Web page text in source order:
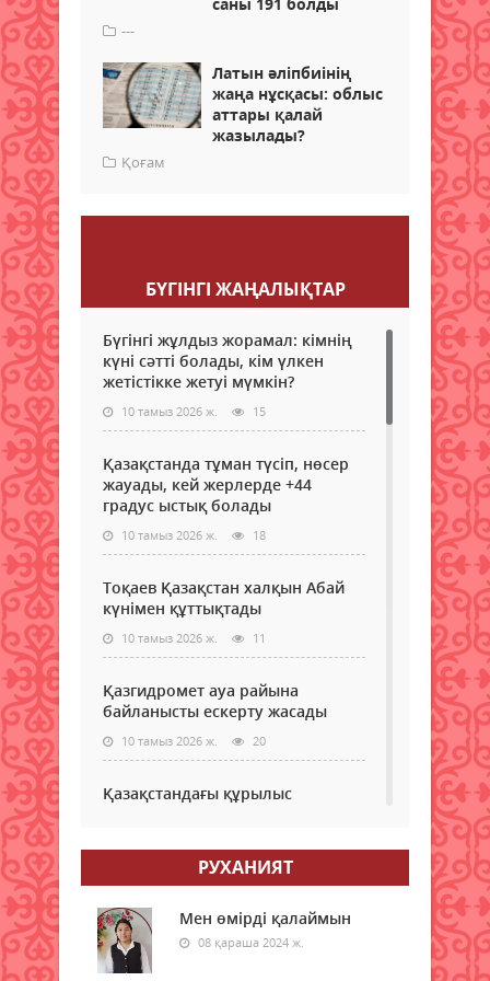
саны 191 болды
---
Латын әліпбиінің
жаңа нұсқасы: облыс
аттары қалай
жазылады?
Қоғам
БҮГІНГI ЖАҢАЛЫҚТАР
Бүгінгі жұлдыз жорамал: кімнің
күні сәтті болады, кім үлкен
жетістікке жетуі мүмкін?
10 тамыз 2026 ж. 15
Қазақстанда тұман түсіп, нөсер
жауады, кей жерлерде +44
градус ыстық болады
10 тамыз 2026 ж. 18
Тоқаев Қазақстан халқын Абай
күнімен құттықтады
10 тамыз 2026 ж. 11
Қазгидромет ауа райына
байланысты ескерту жасады
10 тамыз 2026 ж. 20
Қазақстандағы құрылыс
10 тамыз 2026 ж. 18
Мемлекет басшысы Абай
күнімен құттықтады
10 тамыз 2026 ж.
РУХАНИЯТ
Мен өмірді қалаймын
08 қараша 2024 ж.